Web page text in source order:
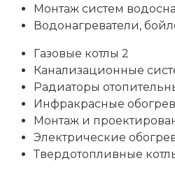
Монтаж систем
Водонагреватели,
Газовые котлы 2
Канализационные
Радиаторы
Инфракрасные
Монтаж и
Электрические
Твердотопливные